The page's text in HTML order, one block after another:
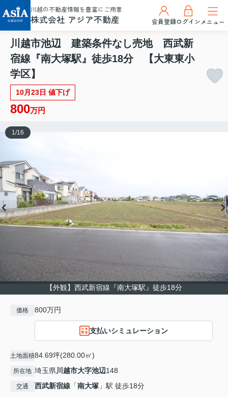
川越の不動産情報を豊富にご用意
株式会社 アジア不動産 会員登録ログインメニュー
川越市池辺 建築条件なし売地 西武新
宿線『南大塚駅』徒歩18分 【大東東小
学区】
10月23日 値下げ
800万円
【外観】西武新宿線『南大塚駅』徒歩18分
1 /16
価格 800万円
支払いシミュレーション
土地面積84.69坪(280.00㎡)
所在地 埼玉県川越市大字池辺148
交通 西武新宿線 「南大塚 」駅 徒歩18分